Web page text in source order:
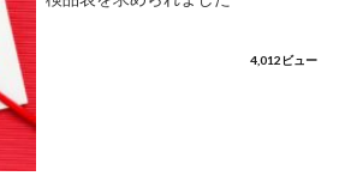
4,012ビュー